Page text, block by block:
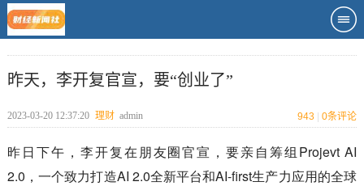
昨天，李开复官宣，要“创业了”
2023-03-20 12:37:20 理财 admin 943 0条评论
昨日下午，李开复在朋友圈官宣，要亲自筹组Projevt AI
2.0，一个致力打造AI 2.0全新平台和AI-first生产力应用的全球